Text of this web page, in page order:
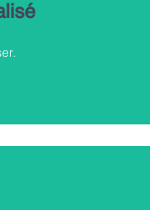
!
coupons de